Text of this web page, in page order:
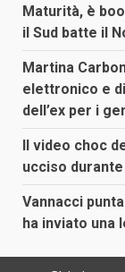
Maturità, è
il Sud batte il
Martina
elettronico e
dell’ex per i
Il video choc
ucciso
Vannacci
ha inviato una